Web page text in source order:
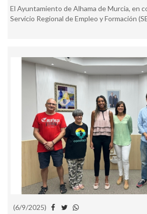
El Ayuntamiento de Alhama de Murcia, en
Servicio Regional de Empleo y Formación
(6/9/2025)